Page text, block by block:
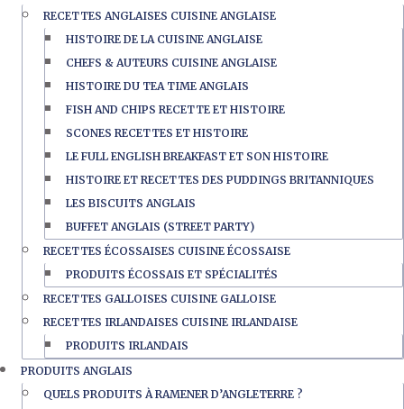
RECETTES ANGLAISES CUISINE ANGLAISE
HISTOIRE DE LA CUISINE ANGLAISE
CHEFS & AUTEURS CUISINE ANGLAISE
HISTOIRE DU TEA TIME ANGLAIS
FISH AND CHIPS RECETTE ET HISTOIRE
SCONES RECETTES ET HISTOIRE
LE FULL ENGLISH BREAKFAST ET SON HISTOIRE
HISTOIRE ET RECETTES DES PUDDINGS BRITANNIQUES
LES BISCUITS ANGLAIS
BUFFET ANGLAIS (STREET PARTY)
RECETTES ÉCOSSAISES CUISINE ÉCOSSAISE
PRODUITS ÉCOSSAIS ET SPÉCIALITÉS
RECETTES GALLOISES CUISINE GALLOISE
RECETTES IRLANDAISES CUISINE IRLANDAISE
PRODUITS IRLANDAIS
PRODUITS ANGLAIS
QUELS PRODUITS À RAMENER D’ANGLETERRE ?